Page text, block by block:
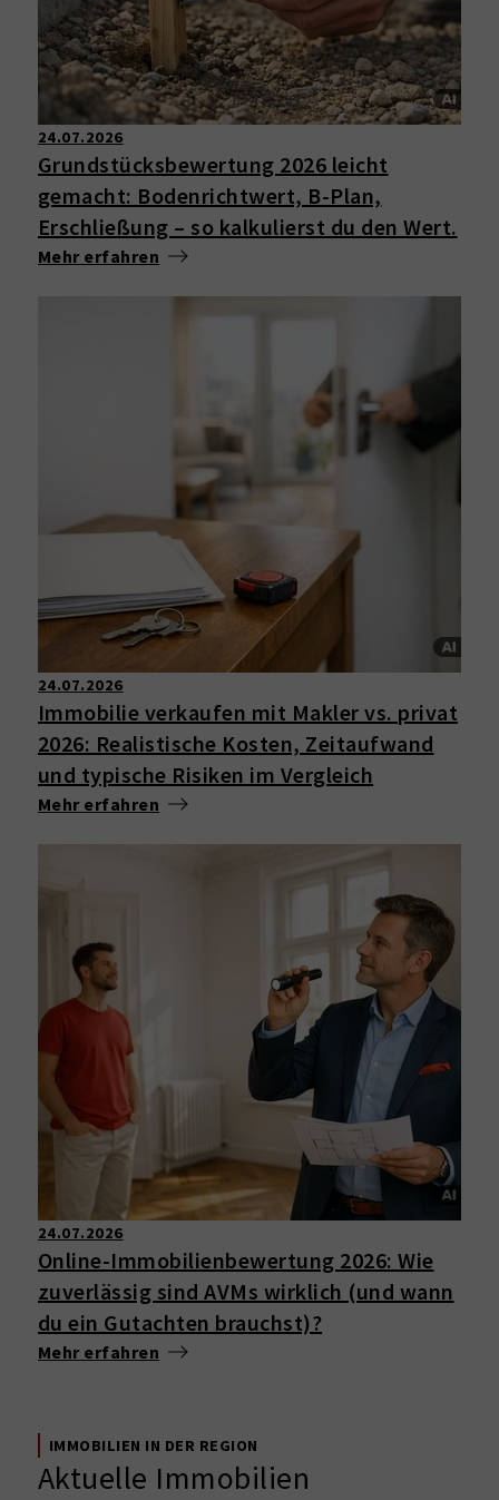
24.07.2026
Grundstücksbewertung 2026 leicht
gemacht: Bodenrichtwert, B-Plan,
Erschließung – so kalkulierst du den Wert.
Mehr erfahren
24.07.2026
Immobilie verkaufen mit Makler vs. privat
2026: Realistische Kosten, Zeitaufwand
und typische Risiken im Vergleich
Mehr erfahren
24.07.2026
Online-Immobilienbewertung 2026: Wie
zuverlässig sind AVMs wirklich (und wann
du ein Gutachten brauchst)?
Mehr erfahren
IMMOBILIEN IN DER REGION
Aktuelle Immobilien